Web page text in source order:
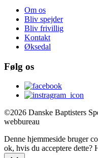
Om os
Bliv spejder
Bliv frivillig
Kontakt
Øksedal
Følg os
©2026 Danske Baptisters
webbureau
Denne hjemmeside bruger
ok, hvis du acceptere dette?